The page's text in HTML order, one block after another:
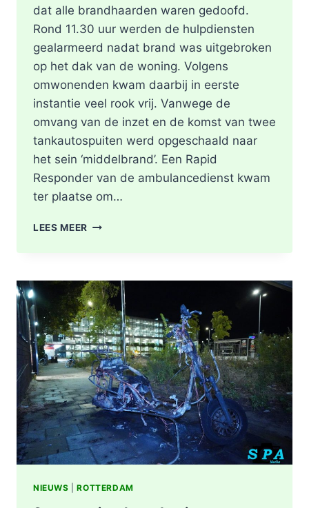
dat alle brandhaarden waren gedoofd.
Rond 11.30 uur werden de hulpdiensten
gealarmeerd nadat brand was uitgebroken
op het dak van de woning. Volgens
omwonenden kwam daarbij in eerste
instantie veel rook vrij. Vanwege de
omvang van de inzet en de komst van twee
tankautospuiten werd opgeschaald naar
het sein ‘middelbrand’. Een Rapid
Responder van de ambulancedienst kwam
ter plaatse om…
LEES MEER BRAND
WONING
TIJDENS
WERKZAAMHEDEN
AAN
LIEVEN
DE
KEYSTRAAT
IN
ROTTERDAM
NIEUWS |ROTTERDAM